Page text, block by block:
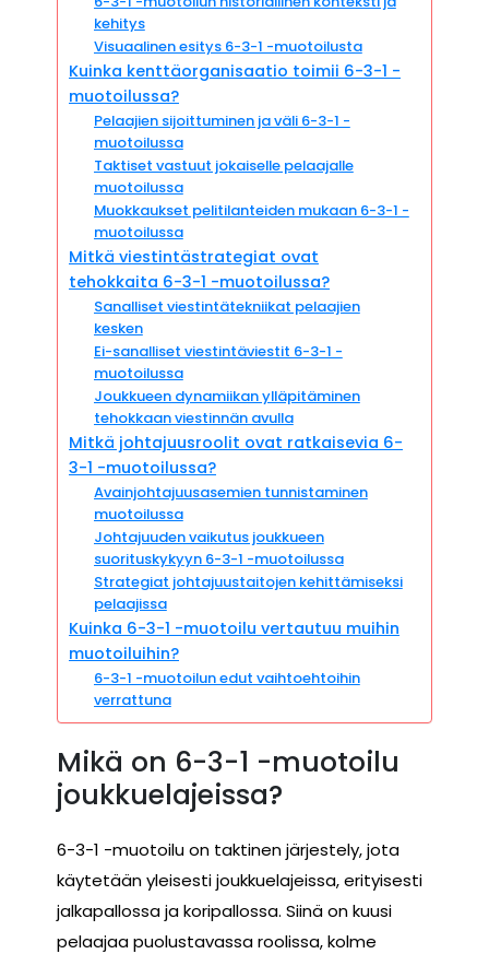
kehitys
Visuaalinen esitys 6-3-1 -muotoilusta
Kuinka kenttäorganisaatio toimii 6-3-1 -
muotoilussa?
Pelaajien sijoittuminen ja väli 6-3-1 -
muotoilussa
Taktiset vastuut jokaiselle pelaajalle
muotoilussa
Muokkaukset pelitilanteiden mukaan 6-3-1 -
muotoilussa
Mitkä viestintästrategiat ovat
tehokkaita 6-3-1 -muotoilussa?
Sanalliset viestintätekniikat pelaajien
kesken
Ei-sanalliset viestintäviestit 6-3-1 -
muotoilussa
Joukkueen dynamiikan ylläpitäminen
tehokkaan viestinnän avulla
Mitkä johtajuusroolit ovat ratkaisevia 6-
3-1 -muotoilussa?
Avainjohtajuusasemien tunnistaminen
muotoilussa
Johtajuuden vaikutus joukkueen
suorituskykyyn 6-3-1 -muotoilussa
Strategiat johtajuustaitojen kehittämiseksi
pelaajissa
Kuinka 6-3-1 -muotoilu vertautuu muihin
muotoiluihin?
6-3-1 -muotoilun edut vaihtoehtoihin
verrattuna
Mikä on 6-3-1 -muotoilu
joukkuelajeissa?
6-3-1 -muotoilu on taktinen järjestely, jota
käytetään yleisesti joukkuelajeissa, erityisesti
jalkapallossa ja koripallossa. Siinä on kuusi
pelaajaa puolustavassa roolissa, kolme